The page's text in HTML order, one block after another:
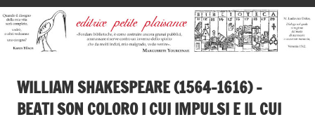
WILLIAM SHAKESPEARE (1564-1616) –
BEATI SON COLORO I CUI IMPULSI E IL CUI